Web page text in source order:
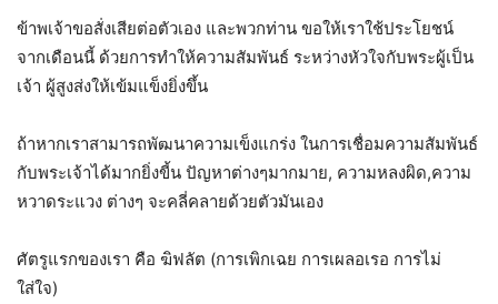
ข้าพเจ้าขอสั่งเสียต่อตัวเอง และพวกท่าน ขอให้เราใช้ประโยชน์
จากเดือนนี้ ด้วยการทำให้ความสัมพันธ์ ระหว่างหัวใจกับพระผู้เป็น
เจ้า ผู้สูงส่งให้เข้มแข็งยิ่งขึ้น
ถ้าหากเราสามารถพัฒนาความเข็งแกร่ง ในการเชื่อมความสัมพันธ์
กับพระเจ้าได้มากยิ่งขี้น ปัญหาต่างๆมากมาย, ความหลงผิด,ความ
หวาดระแวง ต่างๆ จะคลี่คลายด้วยตัวมันเอง
ศัตรูแรกของเรา คือ ฆิฟลัต (การเพิกเฉย การเผลอเรอ การไม่
ใส่ใจ)